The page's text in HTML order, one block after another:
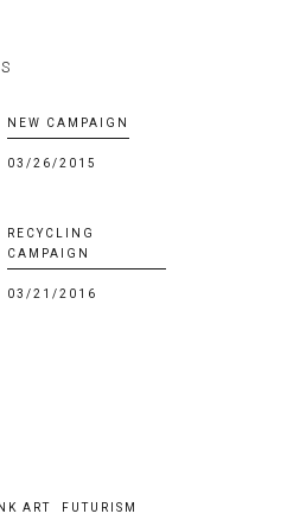
NEW CAMPAIGN
03/26/2015
RECYCLING
CAMPAIGN
03/21/2016
ART FUTURISM